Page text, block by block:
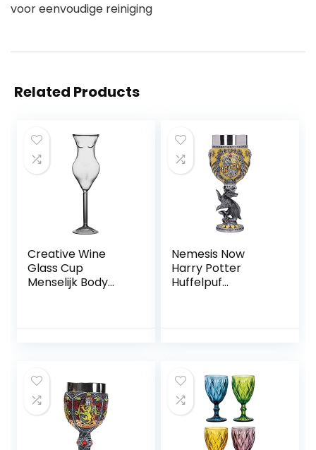
voor eenvoudige reiniging
Related Products
Creative Wine
Glass Cup
Menselijk Body
Nemesis Now
Harry Potter
Huffelpuf